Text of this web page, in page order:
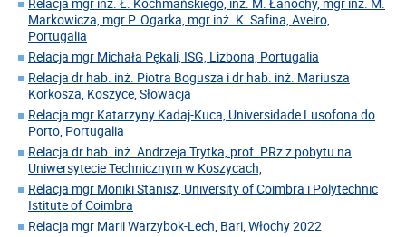
Relacja mgr inż. Ł. Kochmańskiego, inż. M. Łanochy, mgr inż. M.
Markowicza, mgr P. Ogarka, mgr inż. K. Safina, Aveiro,
Portugalia
Relacja mgr Michała Pękali, ISG, Lizbona, Portugalia
Relacja dr hab. inż. Piotra Bogusza i dr hab. inż. Mariusza
Korkosza, Koszyce, Słowacja
Relacja mgr Katarzyny Kadaj-Kuca, Universidade Lusofona do
Porto, Portugalia
Relacja dr hab. inż. Andrzeja Trytka, prof. PRz z pobytu na
Uniwersytecie Technicznym w Koszycach,
Relacja mgr Moniki Stanisz, University of Coimbra i Polytechnic
Istitute of Coimbra
Relacja mgr Marii Warzybok-Lech, Bari, Włochy 2022